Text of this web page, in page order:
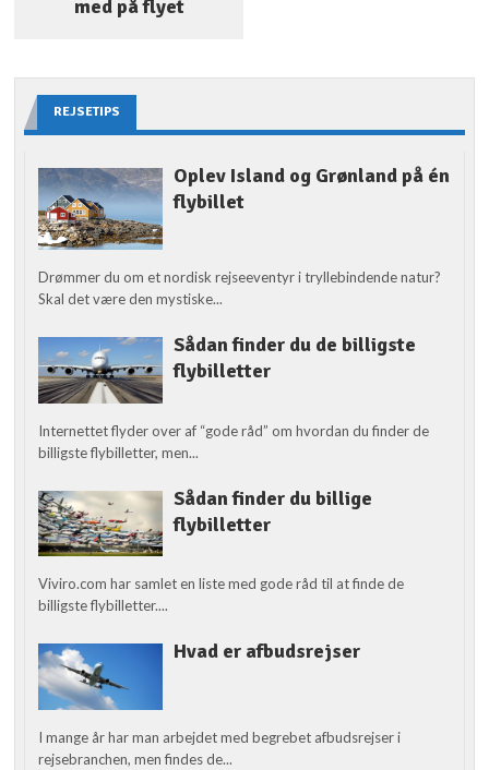
med på flyet
REJSETIPS
Oplev Island og Grønland på én
flybillet
Drømmer du om et nordisk rejseeventyr i tryllebindende natur?
Skal det være den mystiske...
Sådan finder du de billigste
flybilletter
Internettet flyder over af “gode råd” om hvordan du finder de
billigste flybilletter, men...
Sådan finder du billige
flybilletter
Viviro.com har samlet en liste med gode råd til at finde de
billigste flybilletter....
Hvad er afbudsrejser
I mange år har man arbejdet med begrebet afbudsrejser i
rejsebranchen, men findes de...